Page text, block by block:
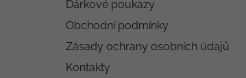
Dárkové poukazy
Obchodní podmínky
Zásady ochrany osobních údajů
Kontakty